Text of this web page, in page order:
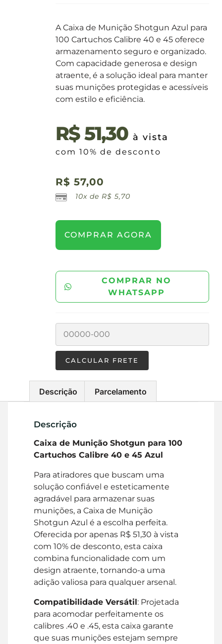
A Caixa de Munição Shotgun Azul para
100 Cartuchos Calibre 40 e 45 oferece
armazenamento seguro e organizado.
Com capacidade generosa e design
atraente, é a solução ideal para manter
suas munições protegidas e acessíveis
com estilo e eficiência.
R$51,30 à vista
com 10% de desconto
R$ 57,00
10x de R$ 5,70
COMPRAR AGORA
COMPRAR NO
WHATSAPP
Descrição Parcelamento
Descrição
Caixa de Munição Shotgun para 100
Cartuchos Calibre 40 e 45 Azul
Para atiradores que buscam uma
solução confiável e esteticamente
agradável para armazenar suas
munições, a Caixa de Munição
Shotgun Azul é a escolha perfeita.
Oferecida por apenas R$ 51,30 à vista
com 10% de desconto, esta caixa
combina funcionalidade com um
design atraente, tornando-a uma
adição valiosa para qualquer arsenal.
Compatibilidade Versátil: Projetada
para acomodar perfeitamente os
calibres .40 e .45, esta caixa garante
que suas munições estejam sempre